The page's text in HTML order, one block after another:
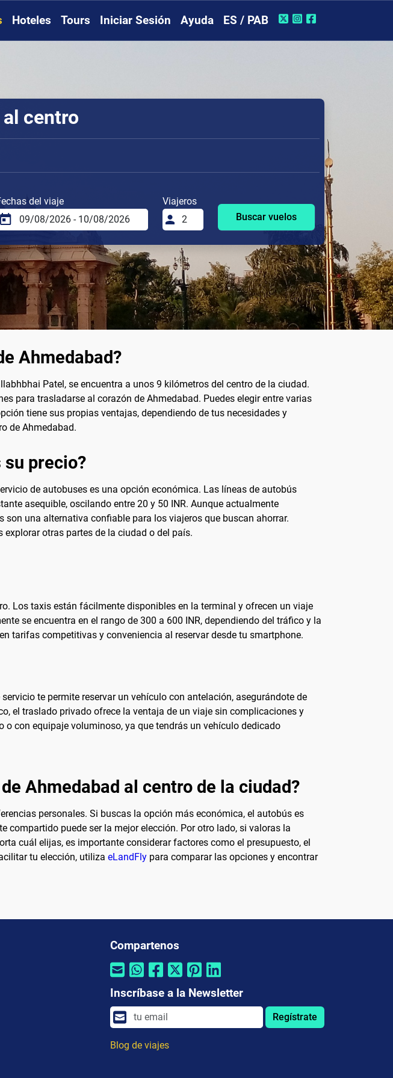
Hoteles Tours Iniciar Sesión Ayuda ES / PAB
centro
del viaje
Viajeros
Buscar vuelos
Ahmedabad?
Patel, se encuentra a unos 9 kilómetros del centro de la ciudad.
para trasladarse al corazón de Ahmedabad. Puedes elegir entre varias
tiene sus propias ventajas, dependiendo de tus necesidades y
de Ahmedabad.
su precio?
de autobuses es una opción económica. Las líneas de autobús
asequible, oscilando entre 20 y 50 INR. Aunque actualmente
una alternativa confiable para los viajeros que buscan ahorrar.
otras partes de la ciudad o del país.
Los taxis están fácilmente disponibles en la terminal y ofrecen un viaje
se encuentra en el rango de 300 a 600 INR, dependiendo del tráfico y la
tarifas competitivas y conveniencia al reservar desde tu smartphone.
te permite reservar un vehículo con antelación, asegurándote de
el traslado privado ofrece la ventaja de un viaje sin complicaciones y
con equipaje voluminoso, ya que tendrás un vehículo dedicado
Ahmedabad al centro de la ciudad?
personales. Si buscas la opción más económica, el autobús es
compartido puede ser la mejor elección. Por otro lado, si valoras la
cuál elijas, es importante considerar factores como el presupuesto, el
tu elección, utiliza eLandFly para comparar las opciones y encontrar
Compartenos
Inscríbase a la Newsletter
Regístrate
Blog de viajes